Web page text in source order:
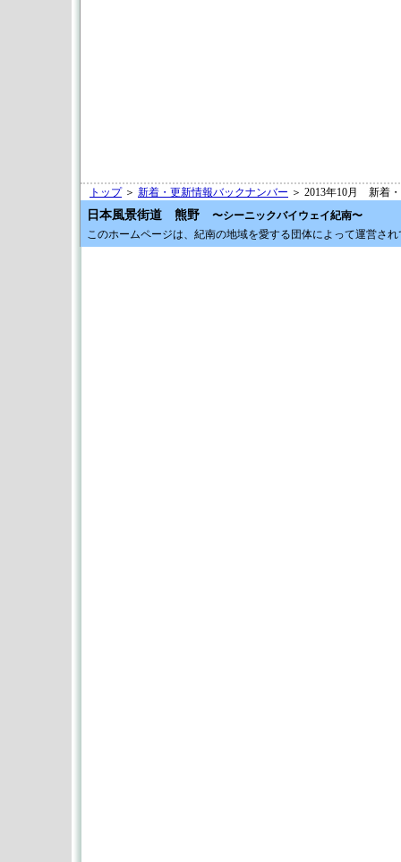
トップ＞ 新着・更新情報バックナンバー ＞ 2013年10月 新着
日本風景街道 熊野 〜シーニックバイウェイ紀南〜
このホームページは、紀南の地域を愛する団体によって運営さ